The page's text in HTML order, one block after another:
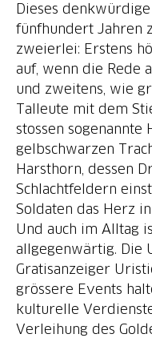
Dieses
fünfhundert Jahren
zweierlei: Erstens
auf, wenn die Rede
und zweitens, wie
Talleute mit dem
stossen
gelbschwarzen
Harsthorn, dessen
Schlachtfeldern
Soldaten das Herz
Und auch im Alltag
allgegenwärtig. Die
Gratisanzeiger
grössere Events
kulturelle
Verleihung des